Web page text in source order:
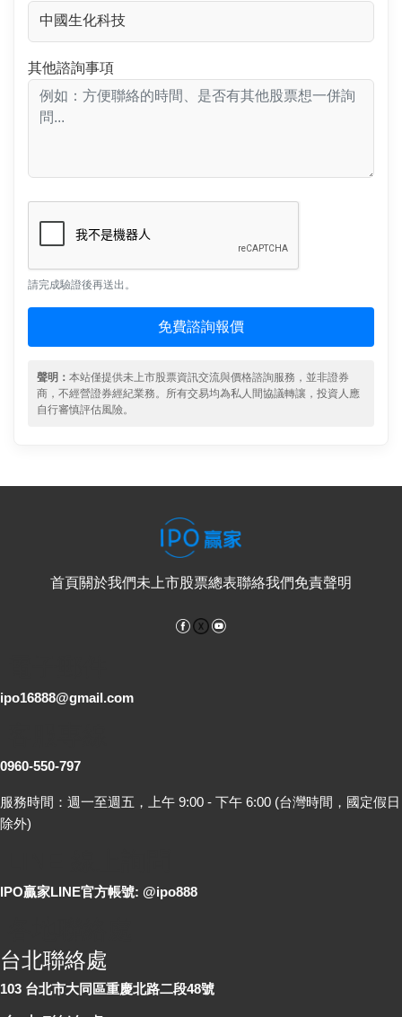
其他諮詢事項
請完成驗證後再送出。
免費諮詢報價
聲明： 本站僅提供未上市股票資訊交流與價格諮詢服務，並非證券
商，不經營證券經紀業務。所有交易均為私人間協議轉讓，投資人應
自行審慎評估風險。
首頁關於我們未上市股票總表聯絡我們免責聲明
Facebook
ipo16888@gmail.com
0960-550-797
服務時間：週一至週五，上午 9:00 - 下午 6:00 (台灣時間，國定假日
除外)
IPO贏家LINE官方帳號: @ipo888
台北聯絡處
103 台北市大同區重慶北路二段48號